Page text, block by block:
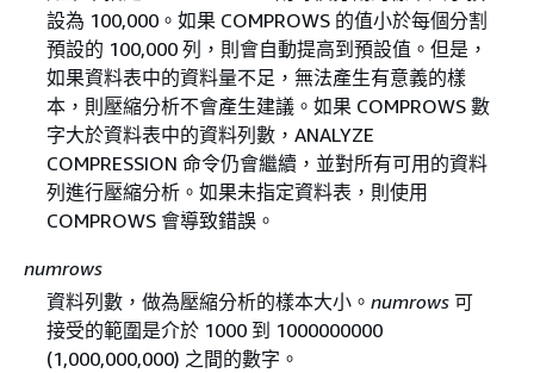
設為 100,000。如果 COMPROWS 的值小於每個分割
預設的 100,000 列，則會自動提高到預設值。但是，
如果資料表中的資料量不足，無法產生有意義的樣
本，則壓縮分析不會產生建議。如果 COMPROWS 數
字大於資料表中的資料列數，ANALYZE
COMPRESSION 命令仍會繼續，並對所有可用的資料
列進行壓縮分析。如果未指定資料表，則使用
COMPROWS 會導致錯誤。
numrows
資料列數，做為壓縮分析的樣本大小。 numrows可
接受的範圍是介於 1000 到 1000000000
(1,000,000,000) 之間的數字。